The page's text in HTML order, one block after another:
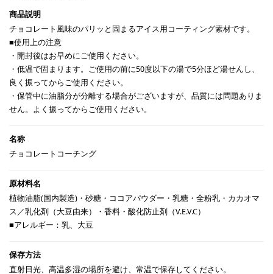
チョコレート風味のパリッと固まるアイス用コーティング素材です。
■使用上の注意
・開封後はお早めにご使用ください。
・低温で固まります。ご使用の前に50度以下の湯で5分ほど湯せんし、
良く振ってからご使用ください。
・保管中に油脂分が分離する場合がございますが、品質には問題ありま
せん。よく振ってからご使用ください。
チョコレートコーチング
植物油脂(国内製造)・砂糖・ココアパウダー・乳糖・全粉乳・カカオマ
ス／乳化剤（大豆由来）・香料・酸化防止剤（V.E.V.C）
■アレルギー：乳、大豆
直射日光、高温多湿の場所を避け、常温で保存してください。